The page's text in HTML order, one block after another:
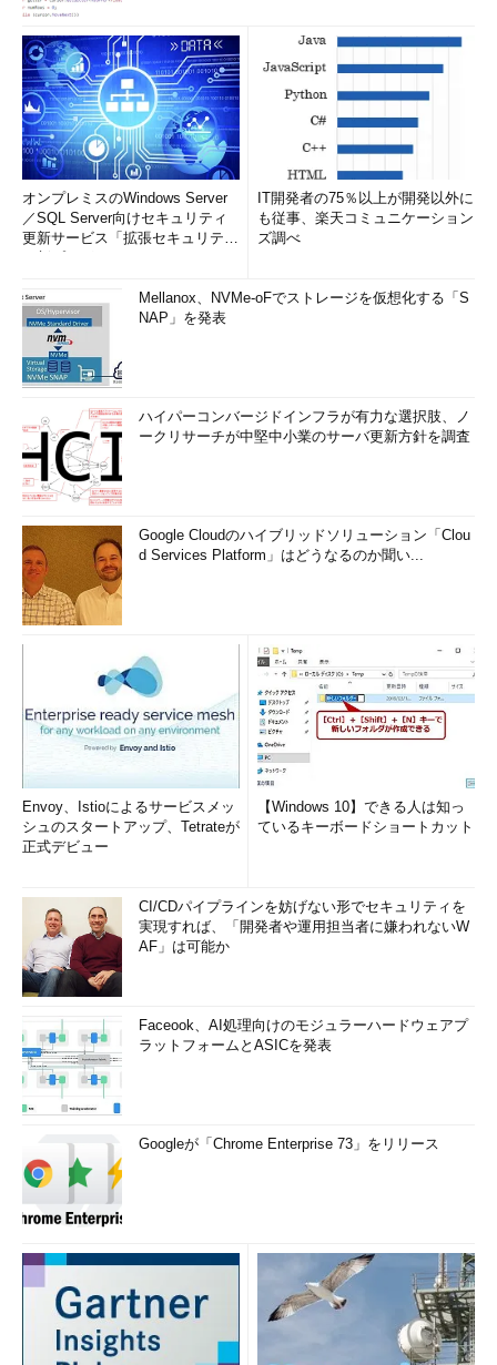
オンプレミスのWindows Server
／SQL Server向けセキュリティ
更新サービス「拡張セキュリティ
IT開発者の75％以上が開発以外に
も従事、楽天コミュニケーション
ズ調べ
Mellanox、NVMe-oFでストレージを仮想化する「S
NAP」を発表
ハイパーコンバージドインフラが有力な選択肢、ノ
ークリサーチが中堅中小業のサーバ更新方針を調査
Google Cloudのハイブリッドソリューション「Clou
d Services Platform」はどうなるのか聞い...
Envoy、Istioによるサービスメッ
シュのスタートアップ、Tetrateが
正式デビュー
【Windows 10】できる人は知っ
ているキーボードショートカット
CI/CDパイプラインを妨げない形でセキュリティを
実現すれば、「開発者や運用担当者に嫌われないW
AF」は可能か
Faceook、AI処理向けのモジュラーハードウェアプ
ラットフォームとASICを発表
Googleが「Chrome Enterprise 73」をリリース